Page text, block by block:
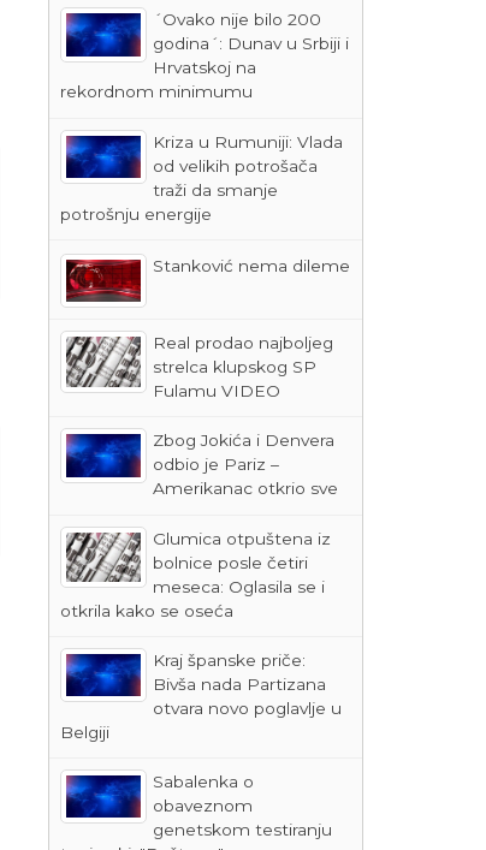
´Ovako nije bilo 200
godina´: Dunav u Srbiji i
Hrvatskoj na
rekordnom minimumu
Kriza u Rumuniji: Vlada
od velikih potrošača
traži da smanje
potrošnju energije
Stanković nema dileme
Real prodao najboljeg
strelca klupskog SP
Fulamu VIDEO
Zbog Jokića i Denvera
odbio je Pariz –
Amerikanac otkrio sve
Glumica otpuštena iz
bolnice posle četiri
meseca: Oglasila se i
otkrila kako se oseća
Kraj španske priče:
Bivša nada Partizana
otvara novo poglavlje u
Belgiji
Sabalenka o
obaveznom
genetskom testiranju